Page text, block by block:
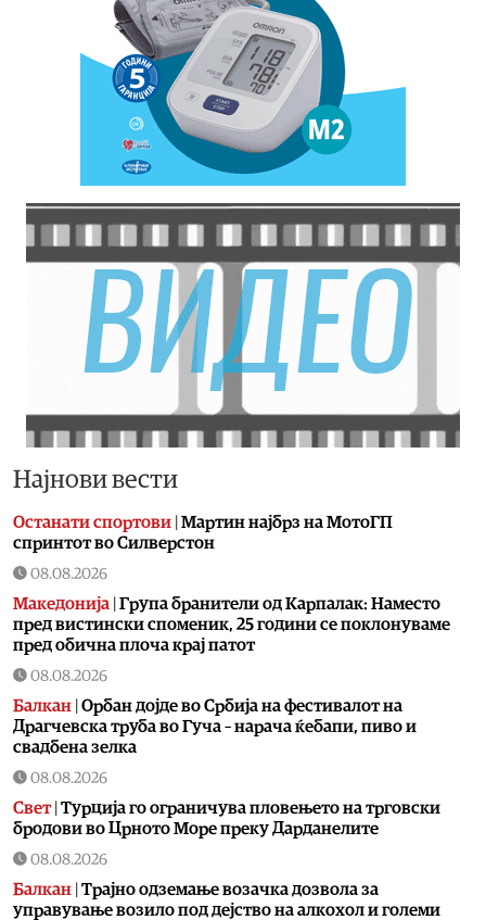
Најнови вести
Останати спортови Мартин најбрз на МотоГП
спринтот во Силверстон
08.08.2026
Македонија Група бранители од Карпалак: Наместо
пред вистински споменик, 25 години се поклонуваме
пред обична плоча крај патот
08.08.2026
Балкан Орбан дојде во Србија на фестивалот на
Драгчевска труба во Гуча – нарача ќебапи, пиво и
свадбена зелка
08.08.2026
Свет| Турција го ограничува пловењето на трговски
бродови во Црното Море преку Дарданелите
08.08.2026
Балкан Трајно одземање возачка дозвола за
управување возило под дејство на алкохол и големи